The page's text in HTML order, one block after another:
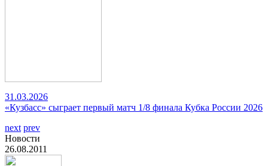
31.03.2026
«Кузбасс» сыграет первый матч 1/8 финала Кубка России 2026
next prev
Новости
26.08.2011